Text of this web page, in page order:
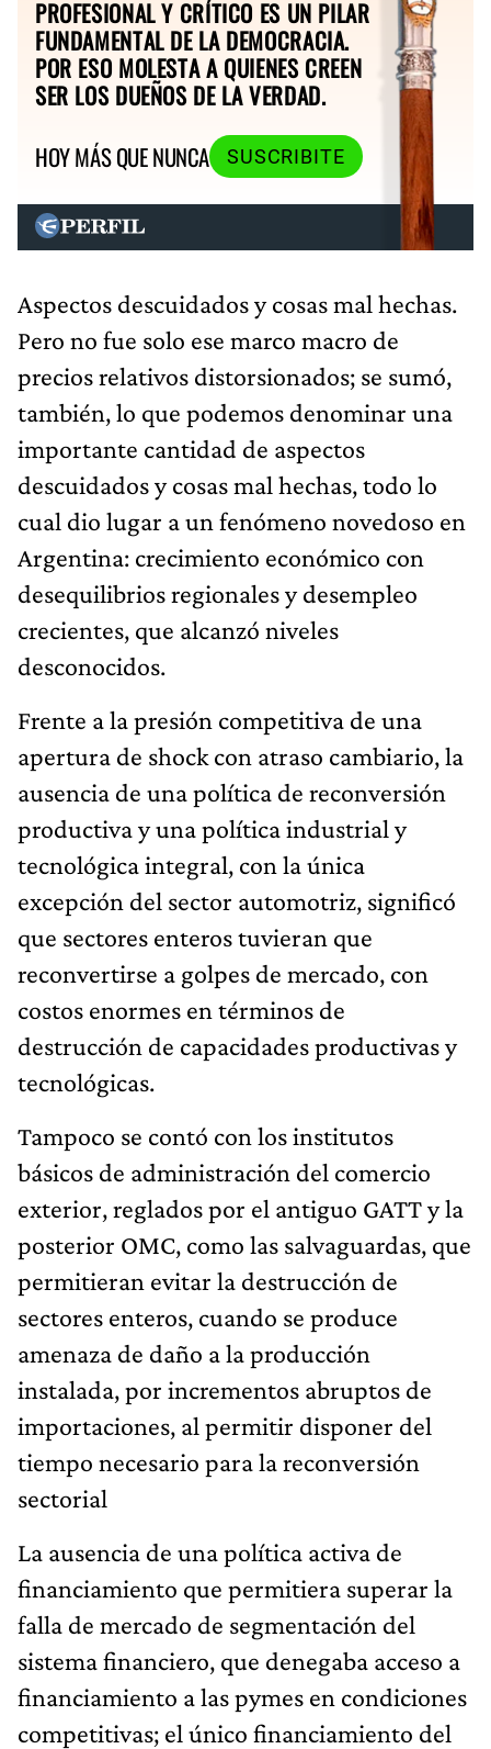
PROFESIONAL Y CRÍTICO ES UN PILAR
FUNDAMENTAL DE LA DEMOCRACIA.
POR ESO MOLESTA A QUIENES CREEN
SER LOS DUEÑOS DE LA VERDAD.
HOY MÁS QUE NUNCA
SUSCRIBITE
Aspectos descuidados y cosas mal hechas.
Pero no fue solo ese marco macro de
precios relativos distorsionados; se sumó,
también, lo que podemos denominar una
importante cantidad de aspectos
descuidados y cosas mal hechas, todo lo
cual dio lugar a un fenómeno novedoso en
Argentina: crecimiento económico con
desequilibrios regionales y desempleo
crecientes, que alcanzó niveles
desconocidos.
Frente a la presión competitiva de una
apertura de shock con atraso cambiario, la
ausencia de una política de reconversión
productiva y una política industrial y
tecnológica integral, con la única
excepción del sector automotriz, significó
que sectores enteros tuvieran que
reconvertirse a golpes de mercado, con
costos enormes en términos de
destrucción de capacidades productivas y
tecnológicas.
Tampoco se contó con los institutos
básicos de administración del comercio
exterior, reglados por el antiguo GATT y la
posterior OMC, como las salvaguardas, que
permitieran evitar la destrucción de
sectores enteros, cuando se produce
amenaza de daño a la producción
instalada, por incrementos abruptos de
importaciones, al permitir disponer del
tiempo necesario para la reconversión
sectorial
La ausencia de una política activa de
financiamiento que permitiera superar la
falla de mercado de segmentación del
sistema financiero, que denegaba acceso a
financiamiento a las pymes en condiciones
competitivas; el único financiamiento del